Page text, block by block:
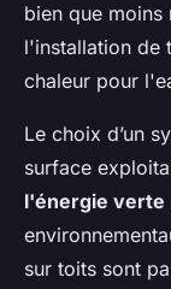
bien que
l'installation de
chaleur pour
Le choix d’un
surface
l'énergie verte
sur toits sont